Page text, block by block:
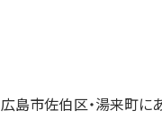
広島市佐伯区・湯来町に